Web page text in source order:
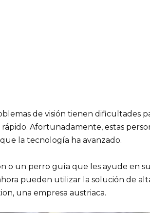
de visión tienen dificultades
Afortunadamente, estas
la tecnología ha avanzado.
o un perro guía que les ayude en
pueden utilizar la solución de
una empresa austriaca.